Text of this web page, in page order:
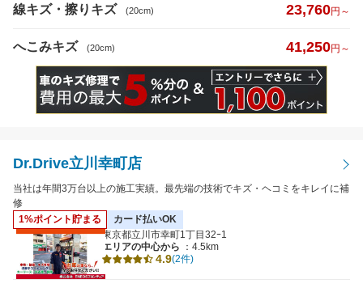
線キズ・擦りキズ (20cm) 23,760円～
へこみキズ (20cm) 41,250円～
Dr.Drive立川幸町店
当社は年間3万台以上の施工実績。最先端の技術でキズ・ヘコミをキレイに補
修
1%ポイント貯まる
カード払いOK
東京都立川市幸町1丁目32ｰ1
エリアの中心から
：4.5km
4.9(2件)